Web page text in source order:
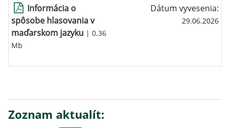
Informácia o
spôsobe hlasovania v
maďarskom jazyku | 0.36
Mb
Dátum vyvesenia:
29.06.2026
Zoznam aktualít: